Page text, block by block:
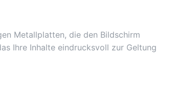
Metallplatten, die den Bildschirm
Ihre Inhalte eindrucksvoll zur Geltung